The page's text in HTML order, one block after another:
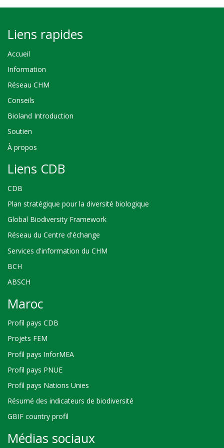
Liens rapides
Accueil
Information
Réseau CHM
Conseils
Bioland Introduction
Soutien
À propos
Liens CDB
CDB
Plan stratégique pour la diversité biologique
Global Biodiversity Framework
Réseau du Centre d'échange
Services d'information du CHM
BCH
ABSCH
Maroc
Profil pays CDB
Projets FEM
Profil pays InforMEA
Profil pays PNUE
Profil pays Nations Unies
Résumé des indicateurs de biodiversité
GBIF country profil
Médias sociaux